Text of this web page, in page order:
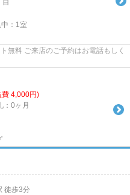
目
： 1室
無料 ご来店のご予約はお電話もしく
費 4,000円)
：0ヶ月
徒歩3分